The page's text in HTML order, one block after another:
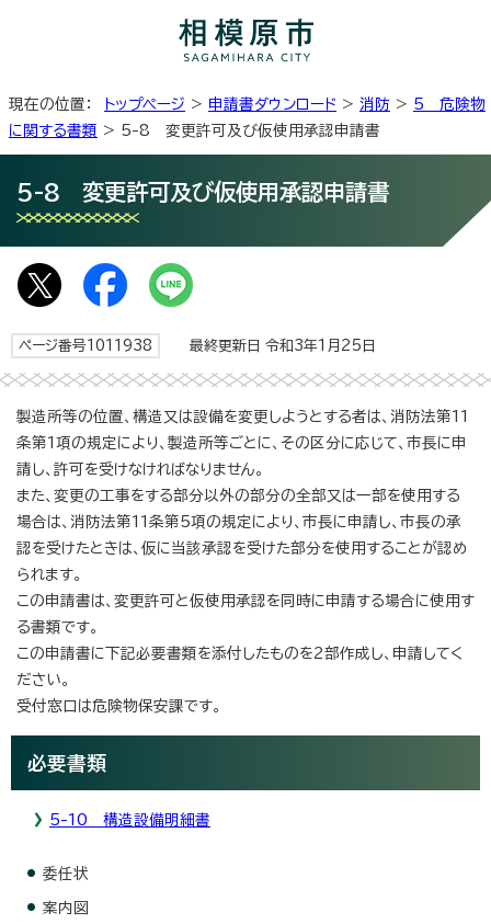
現在の位置： トップページ > 申請書ダウンロード > 消防 > 5 危険物
に関する書類 > 5-8 変更許可及び仮使用承認申請書
5-8 変更許可及び仮使用承認申請書
ページ番号1011938 最終更新日 令和3年1月25日
製造所等の位置、構造又は設備を変更しようとする者は、消防法第11
条第1項の規定により、製造所等ごとに、その区分に応じて、市長に申
請し、許可を受けなければなりません。
また、変更の工事をする部分以外の部分の全部又は一部を使用する
場合は、消防法第11条第5項の規定により、市長に申請し、市長の承
認を受けたときは、仮に当該承認を受けた部分を使用することが認め
られます。
この申請書は、変更許可と仮使用承認を同時に申請する場合に使用す
る書類です。
この申請書に下記必要書類を添付したものを2部作成し、申請してく
ださい。
受付窓口は危険物保安課です。
必要書類
5-10 構造設備明細書
委任状
案内図